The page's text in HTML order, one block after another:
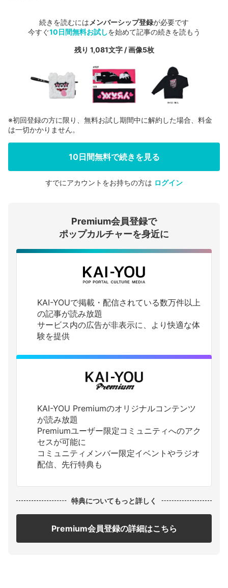
続きを読むには メンバーシップ登録が必要です
今すぐ10日間無料お試しを始めて記事の続きを読もう
残り 1,081文字 / 画像5枚
会員登録する
ログインする
※初回登録の方に限り、無料お試し期間中に解約した場合、料金
は一切かかりません。
10日間無料で続きを見る
すでにアカウントをお持ちの方は ログイン
Premium会員登録で
ポップカルチャーを身近に
KAI-YOUで掲載・配信されている数万件以上
の記事が読み放題
サービス内の広告が非表示に、より快適な体
験を提供
KAI-YOU Premiumのオリジナルコンテンツ
が読み放題
Premiumユーザー限定コミュニティへのアク
セスが可能に
コミュニティメンバー限定イベントやラジオ
配信、先行特典も
特典についてもっと詳しく
Premium会員登録の詳細はこちら